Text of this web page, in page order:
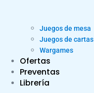
Juegos de mesa
Juegos de cartas
Wargames
Ofertas
Preventas
Librería